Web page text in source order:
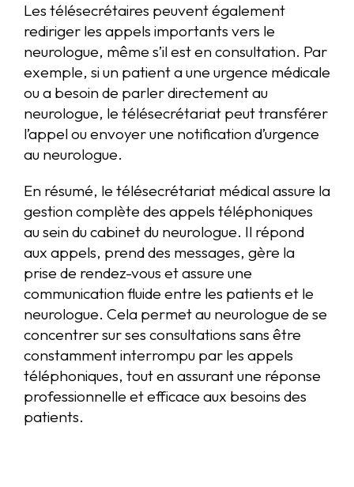
Les télésecrétaires peuvent également
rediriger les appels importants vers le
neurologue, même s’il est en consultation. Par
exemple, si un patient a une urgence médicale
ou a besoin de parler directement au
neurologue, le télésecrétariat peut transférer
l’appel ou envoyer une notification d’urgence
au neurologue.
En résumé, le télésecrétariat médical assure la
gestion complète des appels téléphoniques
au sein du cabinet du neurologue. Il répond
aux appels, prend des messages, gère la
prise de rendez-vous et assure une
communication fluide entre les patients et le
neurologue. Cela permet au neurologue de se
concentrer sur ses consultations sans être
constamment interrompu par les appels
téléphoniques, tout en assurant une réponse
professionnelle et efficace aux besoins des
patients.